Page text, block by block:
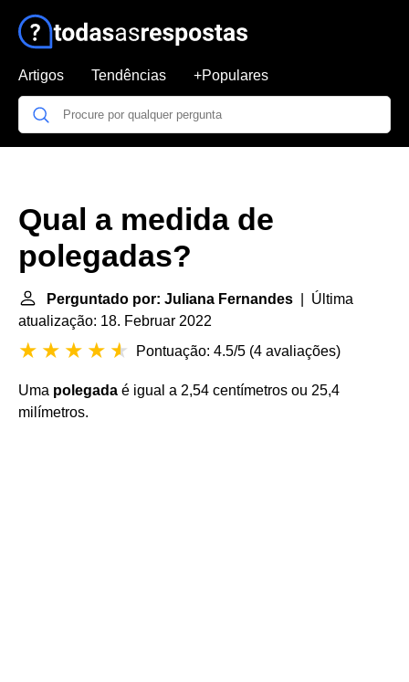
Artigos Tendências +Populares
Qual a medida de
polegadas?
Perguntado por: Juliana Fernandes | Última
atualização: 18. Februar 2022
Pontuação: 4.5/5 (4 avaliações)
Uma polegada é igual a 2,54 centímetros ou 25,4
milímetros.